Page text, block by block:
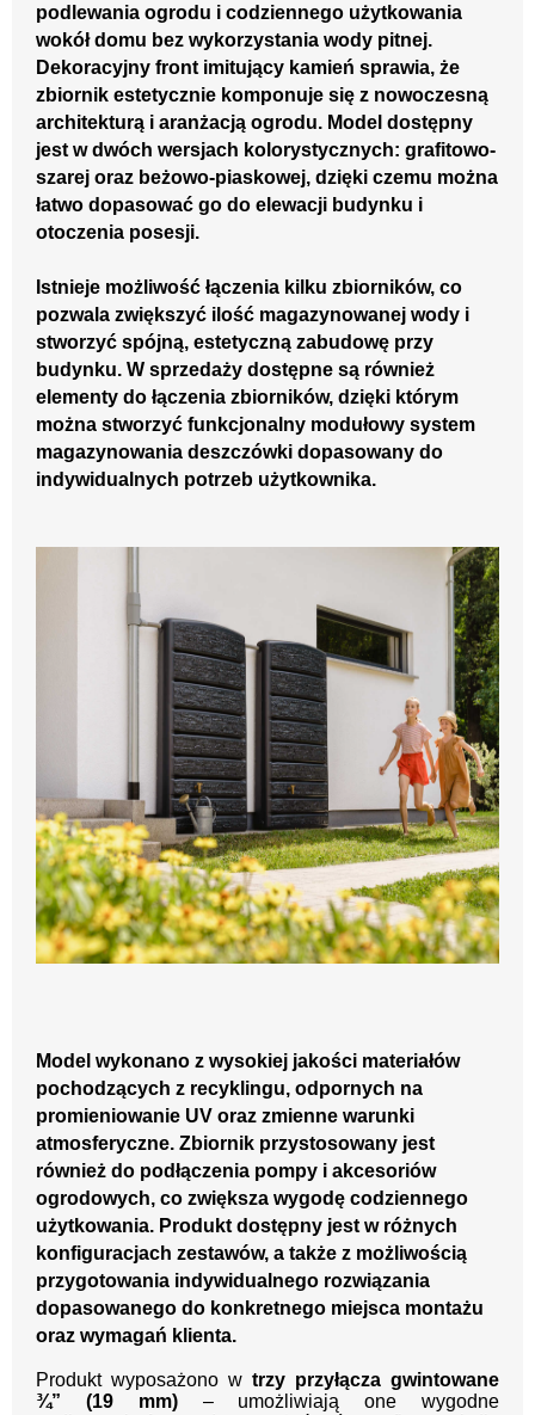
podlewania ogrodu i codziennego użytkowania
wokół domu bez wykorzystania wody pitnej.
Dekoracyjny front imitujący kamień sprawia, że
zbiornik estetycznie komponuje się z nowoczesną
architekturą i aranżacją ogrodu. Model dostępny
jest w dwóch wersjach kolorystycznych: grafitowo-
szarej oraz beżowo-piaskowej, dzięki czemu można
łatwo dopasować go do elewacji budynku i
otoczenia posesji.
Istnieje możliwość łączenia kilku zbiorników, co
pozwala zwiększyć ilość magazynowanej wody i
stworzyć spójną, estetyczną zabudowę przy
budynku. W sprzedaży dostępne są również
elementy do łączenia zbiorników, dzięki którym
można stworzyć funkcjonalny modułowy system
magazynowania deszczówki dopasowany do
indywidualnych potrzeb użytkownika.
Model wykonano z wysokiej jakości materiałów
pochodzących z recyklingu, odpornych na
promieniowanie UV oraz zmienne warunki
atmosferyczne. Zbiornik przystosowany jest
również do podłączenia pompy i akcesoriów
ogrodowych, co zwiększa wygodę codziennego
użytkowania. Produkt dostępny jest w różnych
konfiguracjach zestawów, a także z możliwością
przygotowania indywidualnego rozwiązania
dopasowanego do konkretnego miejsca montażu
oraz wymagań klienta.
Produkt wyposażono w trzy przyłącza gwintowane
¾” (19 mm)– umożliwiają one wygodne